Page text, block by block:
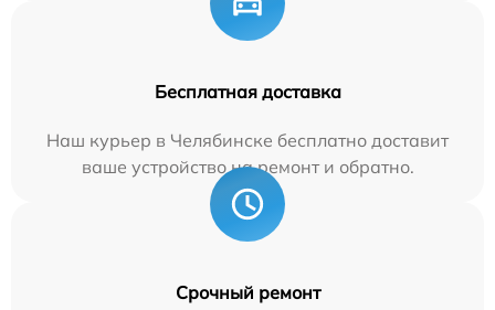
Бесплатная доставка
Наш курьер в Челябинске бесплатно доставит
ваше устройство на ремонт и обратно.
Срочный ремонт